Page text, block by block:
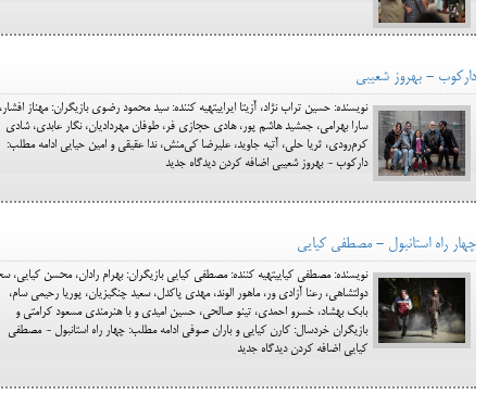
دارکوب - بهروز شعیبی
نویسنده: حسین تراب نژاد، آزیتا ایراییتهیه کننده: سید محمود رضوی بازیگران: مهناز افشار،
سارا بهرامی، جمشید هاشم ‌پور، هادی حجازی ‌فر، طوفان مهردادیان، نگار عابدی، شادی
کرم‌رودی، ثریا حلی، آتیه جاوید، علیرضا کی‌منش، ندا عقیقی و امین حیایی ادامه مطلب:
دارکوب - بهروز شعیبی اضافه کردن دیدگاه جدید
چهار راه استانبول - مصطفی کیایی
نویسنده: مصطفی کیاییتهیه کننده: مصطفی کیایی بازیگران: بهرام رادان، محسن کیایی،
دولتشاهی، رعنا آزادی ور، ماهور الوند، مهدی پاکدل، سعید چنگیزیان، پوریا رحیمی سام،
بابک بهشاد، خسرو احمدی، تینو صالحی، حسین امیدی و با هنرمندی مسعود کرامتی و
بازیگران خردسال: کارن کیایی و باران صوفی ادامه مطلب: چهار راه استانبول - مصطفی
کیایی اضافه کردن دیدگاه جدید